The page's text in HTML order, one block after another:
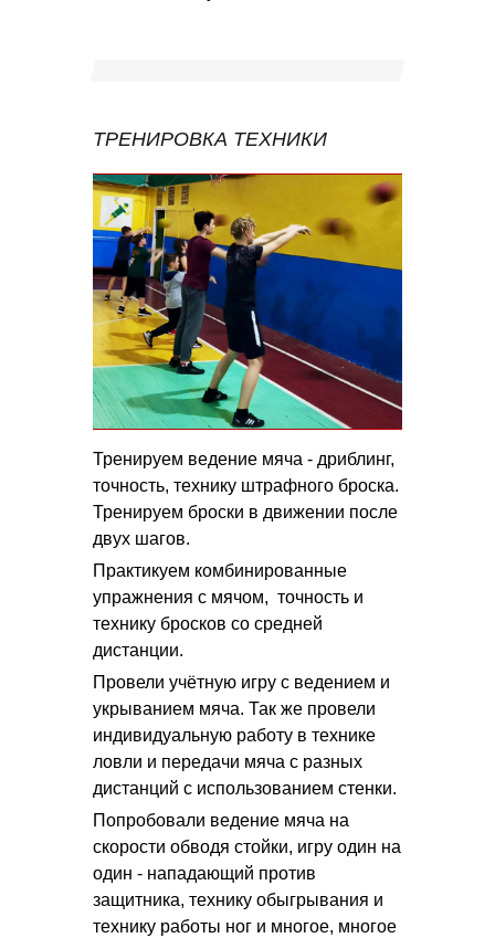
ТРЕНИРОВКА ТЕХНИКИ
Тренируем ведение мяча - дриблинг,
точность, технику штрафного броска.
Тренируем броски в движении после
двух шагов.
Практикуем комбинированные
упражнения с мячом, точность и
технику бросков со средней
дистанции.
Провели учётную игру с ведением и
укрыванием мяча. Так же провели
индивидуальную работу в технике
ловли и передачи мяча с разных
дистанций с использованием стенки.
Попробовали ведение мяча на
скорости обводя стойки, игру один на
один - нападающий против
защитника, технику обыгрывания и
технику работы ног и многое, многое